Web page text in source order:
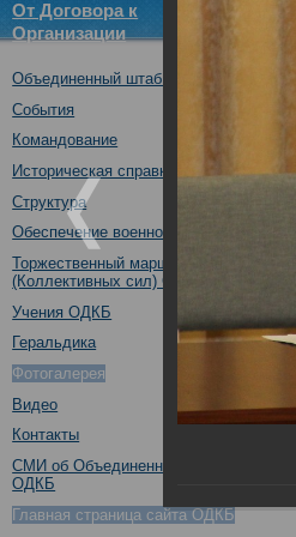
От Договора к
Организации
Объединенный штаб ОДКБ
События
Командование
Историческая справка
Структура
Обеспечение военной безопасности
Торжественный марш Войск
(Коллективных сил) ОДКБ
Учения ОДКБ
Геральдика
Фотогалерея
Видео
Контакты
СМИ об Объединенном штабе
ОДКБ
Главная страница сайта ОДКБ